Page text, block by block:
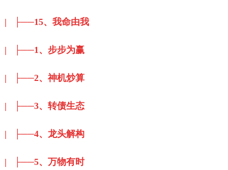
| ├──15、我命由我
| ├──1、步步为赢
| ├──2、神机炒算
| ├──3、转债生态
| ├──4、龙头解构
| ├──5、万物有时